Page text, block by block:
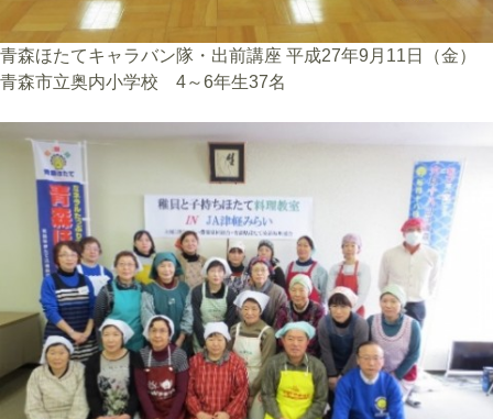
青森ほたてキャラバン隊・出前講座 平成27年9月11日（金）
青森市立奥内小学校 4～6年生37名